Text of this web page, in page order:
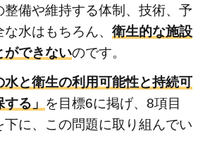
整備や維持する体制、技術、予
水はもちろん、 衛生的な施設
ができないのです。
水と衛生の利用可能性と持続可
る」 を目標6に掲げ、8項目
下に、この問題に取り組んでい